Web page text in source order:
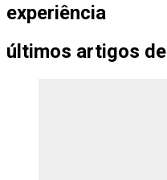
experiência
últimos artigos de